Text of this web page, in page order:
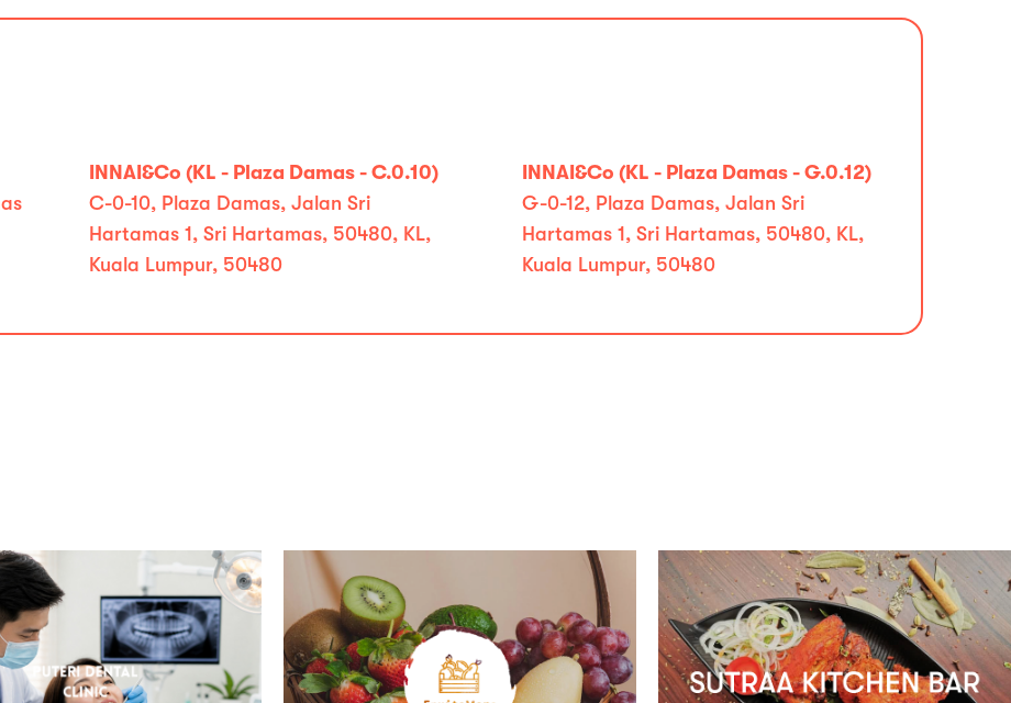
INNAI&Co (KL - Plaza Damas - C.0.10)
C-0-10, Plaza Damas, Jalan Sri
Hartamas 1, Sri Hartamas, 50480, KL,
Kuala Lumpur, 50480
INNAI&Co (KL - Plaza Damas - G.0.12)
G-0-12, Plaza Damas, Jalan Sri
Hartamas 1, Sri Hartamas, 50480, KL,
Kuala Lumpur, 50480